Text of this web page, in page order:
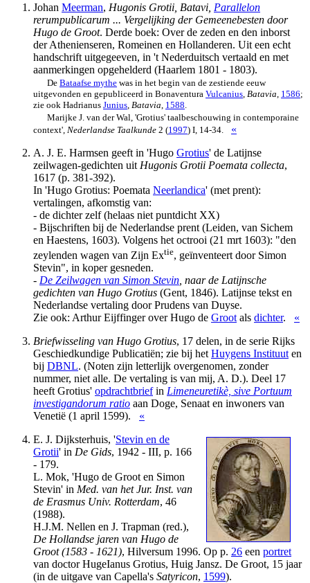
Johan Meerman, Hugonis Grotii, Batavi, Parallelon
rerumpublicarum ... Vergelijking der Gemeenebesten door
Hugo de Groot. Derde boek: Over de zeden en den inborst
der Athenienseren, Romeinen en Hollanderen. Uit een echt
handschrift uitgegeeven, in 't Nederduitsch vertaald en met
aanmerkingen opgehelderd (Haarlem 1801 - 1803).
De Bataafse mythe was in het begin van de zestiende eeuw
uitgevonden en gepubliceerd in Bonaventura Vulcanius Batavia 1586;
zie ook Hadrianus Junius Batavia 1588
Marijke J. van der Wal, 'Grotius' taalbeschouwing in contemporaine
context', Nederlandse Taalkunde 2 (1997) I, 14-34.
«
A. J. E. Harmsen geeft in 'Hugo Grotius' de Latijnse
zeilwagen-gedichten uit Hugonis Grotii Poemata collecta,
1617 (p. 381-392).
In 'Hugo Grotius: Poemata Neerlandica' (met prent):
vertalingen, afkomstig van:
- de dichter zelf (helaas niet puntdicht XX)
- Bijschriften bij de Nederlandse prent (Leiden, van Sichem
en Haestens, 1603). Volgens het octrooi (21 mrt 1603): "den
zeylenden wagen van Zijn Extie, geïnventeert door Simon
Stevin", in koper gesneden.
- De Zeilwagen van Simon Stevin , naar de Latijnsche
gedichten van Hugo Grotius (Gent, 1846). Latijnse tekst en
Nederlandse vertaling door Prudens van Duyse.
Zie ook: Arthur Eijffinger over Hugo de Groot als dichter. «
Briefwisseling van Hugo Grotius, 17 delen, in de serie Rijks
Geschiedkundige Publicatiën; zie bij het Huygens Instituut en
bij DBNL. (Noten zijn letterlijk overgenomen, zonder
nummer, niet alle. De vertaling is van mij, A. D.). Deel 17
heeft Grotius' opdrachtbriefin Limeneuretikè, sive Portuum
investigandorum ratio aan Doge, Senaat en inwoners van
Venetië (1 april 1599). «
E. J. Dijksterhuis, 'Stevin en de
Grotii' in De Gids, 1942 - III, p. 166
- 179.
L. Mok, 'Hugo de Groot en Simon
Stevin' in Med. van het Jur. Inst. van
de Erasmus Univ. Rotterdam, 46
(1988).
H.J.M. Nellen en J. Trapman (red.),
De Hollandse jaren van Hugo de
Groot (1583 - 1621), Hilversum 1996. Op p. 26 een portret
van doctor HugeIanus Grotius, Huig Jansz. De Groot, 15 jaar
(in de uitgave van Capella's Satyricon, 1599).